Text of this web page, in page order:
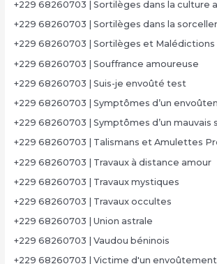
+229 68260703 | Sortilèges dans la culture
+229 68260703 | Sortilèges dans la
+229 68260703 | Sortilèges et Malédictions
+229 68260703 | Souffrance amoureuse
+229 68260703 | Suis-je envoûté test
+229 68260703 | Symptômes d’un
+229 68260703 | Symptômes d’un mauvais
+229 68260703 | Talismans et Amulettes
+229 68260703 | Travaux à distance amour
+229 68260703 | Travaux mystiques
+229 68260703 | Travaux occultes
+229 68260703 | Union astrale
+229 68260703 | Vaudou béninois
+229 68260703 | Victime d'un